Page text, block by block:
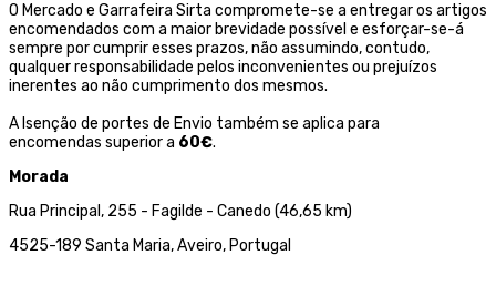
O Mercado e Garrafeira Sirta compromete-se a entregar os artigos
encomendados com a maior brevidade possível e esforçar-se-á
sempre por cumprir esses prazos, não assumindo, contudo,
qualquer responsabilidade pelos inconvenientes ou prejuízos
inerentes ao não cumprimento dos mesmos.
A Isenção de portes de Envio também se aplica para
encomendas superior a 60€.
Morada
Rua Principal, 255 - Fagilde - Canedo (46,65 km)
4525-189 Santa Maria, Aveiro, Portugal